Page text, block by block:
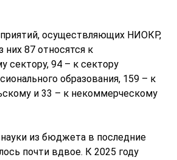
осуществляющих НИОКР,
них 87 относятся к
сектору, 94 – к сектору
образования, 159 – к
и 33 – к некоммерческому
из бюджета в последние
почти вдвое. К 2025 году